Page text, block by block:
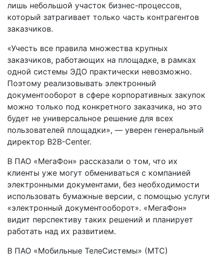
лишь небольшой участок бизнес-процессов,
который затрагивает только часть контрагентов
заказчиков.
«Учесть все правила множества крупных
заказчиков, работающих на площадке, в рамках
одной системы ЭДО практически невозможно.
Поэтому реализовывать электронный
документооборот в сфере корпоративных закупок
можно только под конкретного заказчика, но это
будет не универсальное решение для всех
пользователей площадки», — уверен генеральный
директор B2B-Center.
В ПАО «МегаФон» рассказали о том, что их
клиенты уже могут обмениваться с компанией
электронными документами, без необходимости
использовать бумажные версии, с помощью услуги
«электронный документооборот». «МегаФон»
видит перспективу таких решений и планирует
работать над их развитием.
В ПАО «Мобильные ТелеСистемы» (МТС)